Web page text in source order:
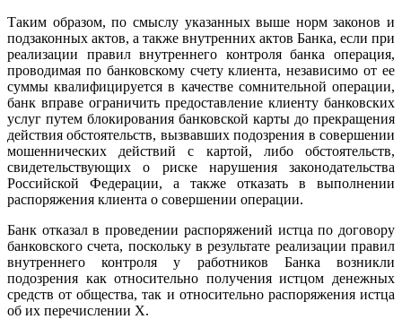
Таким образом, по смыслу указанных выше норм законов и
подзаконных актов, а также внутренних актов Банка, если при
реализации правил внутреннего контроля банка операция,
проводимая по банковскому счету клиента, независимо от ее
суммы квалифицируется в качестве сомнительной операции,
банк вправе ограничить предоставление клиенту банковских
услуг путем блокирования банковской карты до прекращения
действия обстоятельств, вызвавших подозрения в совершении
мошеннических действий с картой, либо обстоятельств,
свидетельствующих о риске нарушения законодательства
Российской Федерации, а также отказать в выполнении
распоряжения клиента о совершении операции.
Банк отказал в проведении распоряжений истца по договору
банковского счета, поскольку в результате реализации правил
внутреннего контроля у работников Банка возникли
подозрения как относительно получения истцом денежных
средств от общества, так и относительно распоряжения истца
об их перечислении Х.